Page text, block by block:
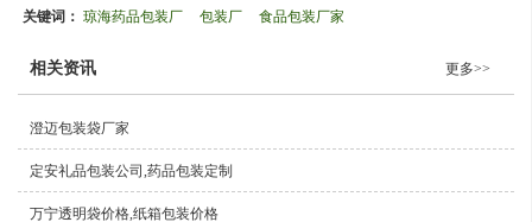
关键词：琼海药品包装厂 包装厂 食品包装厂家
相关资讯 更多>>
澄迈包装袋厂家
定安礼品包装公司,药品包装定制
万宁透明袋价格,纸箱包装价格